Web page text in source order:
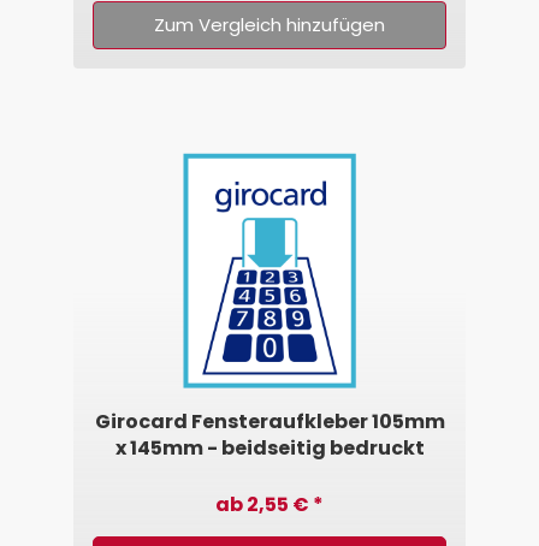
Zum Vergleich hinzufügen
Girocard Fensteraufkleber 105mm
x 145mm - beidseitig bedruckt
ab 2,55 € *